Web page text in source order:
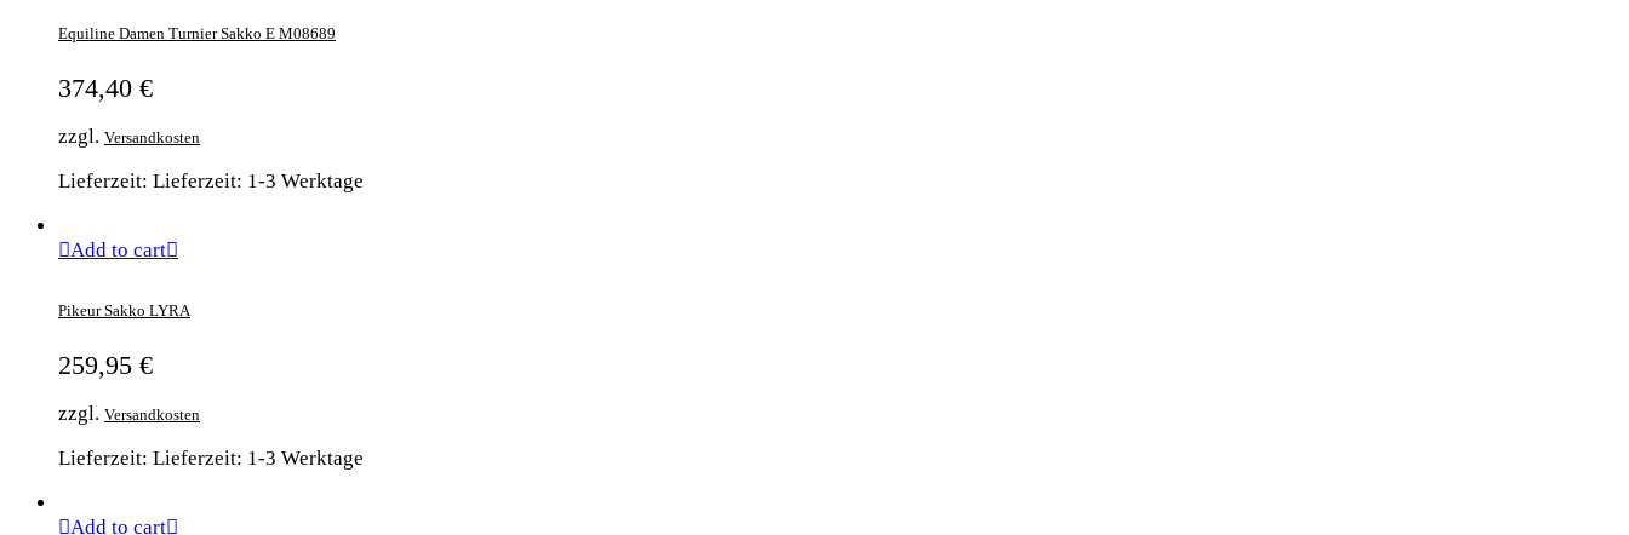
Equiline Damen Turnier Sakko E M08689
374,40 €
zzgl. Versandkosten
Lieferzeit: Lieferzeit: 1-3 Werktage
Add to cart
Pikeur Sakko LYRA
259,95 €
zzgl. Versandkosten
Lieferzeit: Lieferzeit: 1-3 Werktage
Add to cart